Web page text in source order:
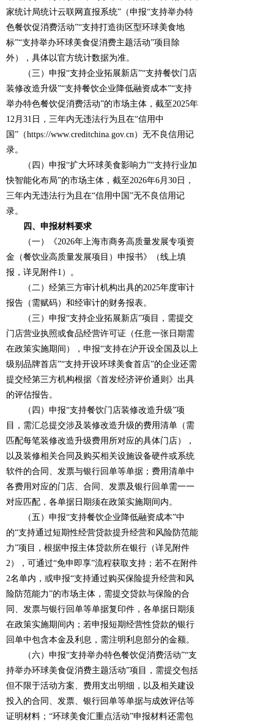
家统计局统计云联网直报系统”（申报“支持举办特
色餐饮促消费活动”“支持打造街区型环球美食地
标”“支持举办环球美食促消费主题活动”项目除
外），具体以官方统计数据为准。
（三）申报“支持企业拓展新店”“支持餐饮门店
装修改造升级”“支持餐饮企业降低融资成本”“支持
举办特色餐饮促消费活动”的市场主体，截至2025年
12月31日，三年内无违法行为且在“信用中
国”（https://www.creditchina.gov.cn）无不良信用记
录。
（四）申报“扩大环球美食影响力”“支持行业加
快智能化布局”的市场主体，截至2026年6月30日，
三年内无违法行为且在“信用中国”无不良信用记
录。
四、申报材料要求
（一）《2026年上海市商务高质量发展专项资
金（餐饮业高质量发展项目）申报书》（线上填
报，详见附件1）。
（二）经第三方审计机构出具的2025年度审计
报告（需赋码）和经审计的财务报表。
（三）申报“支持企业拓展新店”项目，需提交
门店营业执照或食品经营许可证（任意一张日期需
在政策实施期间），申报“支持在沪开设全国及以上
级别品牌首店”“支持开设环球美食首店”的企业还需
提交经第三方机构根据《首发经济评价通则》出具
的评估报告。
（四）申报“支持餐饮门店装修改造升级”项
目，需汇总提交涉及装修改造升级的费用清单（需
匹配每笔装修改造升级费用所对应的具体门店），
以及装修相关合同及购买相关设施设备硬件或系统
软件的合同、发票与银行回单等单据；费用清单中
各费用对应的门店、合同、发票及银行回单需一一
对应匹配，各单据日期须在政策实施期间内。
（五）申报“支持餐饮企业降低融资成本”中
的“支持通过短期性经营贷款提升经营和风险防范能
力”项目，根据申报主体贷款所在银行（详见附件
2），可通过“免申即享”流程获取支持；若不在附件
2名单内，或申报“支持通过购买保险提升经营和风
险防范能力”的市场主体，需提交贷款与保险的合
同、发票与银行回单等单据复印件，各单据日期须
在政策实施期间内；若申报短期经营性贷款的银行
回单中包含本金及利息，需注明利息部分的金额。
（六）申报“支持举办特色餐饮促消费活动”“支
持举办环球美食促消费主题活动”项目，需提交包括
但不限于活动方案、费用支出明细，以及相关建设
投入的合同、发票、银行回单等单据与成效评估等
证明材料；“环球美食汇重点活动”申报材料还需包